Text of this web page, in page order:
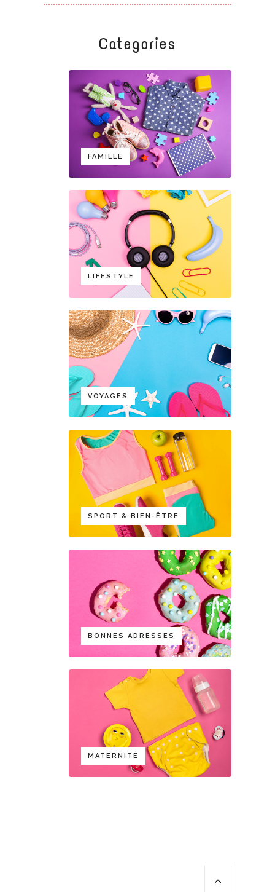
Categories
FAMILLE
LIFESTYLE
VOYAGES
SPORT & BIEN-ÊTRE
BONNES ADRESSES
MATERNITÉ